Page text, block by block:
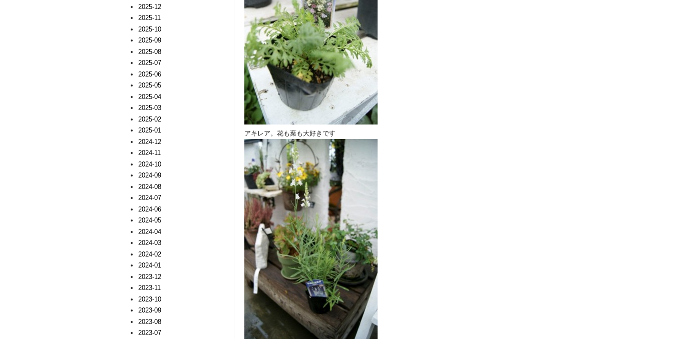
アキレア。花も葉も大好きです
2025-12
2025-11
2025-10
2025-09
2025-08
2025-07
2025-06
2025-05
2025-04
2025-03
2025-02
2025-01
2024-12
2024-11
2024-10
2024-09
2024-08
2024-07
2024-06
2024-05
2024-04
2024-03
2024-02
2024-01
2023-12
2023-11
2023-10
2023-09
2023-08
2023-07